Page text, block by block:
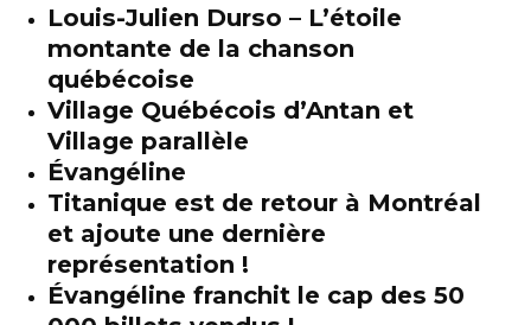
Louis-Julien Durso – L’étoile
montante de la chanson
québécoise
Village Québécois d’Antan et
Village parallèle
Évangéline
Titanique est de retour à Montréal
et ajoute une dernière
représentation !
Évangéline franchit le cap des 50